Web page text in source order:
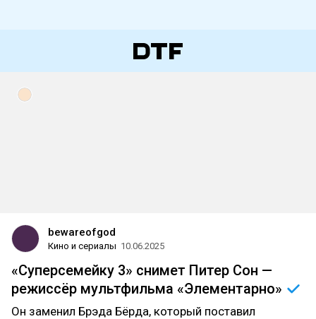
bewareofgod
Кино и сериалы 10.06.2025
«Суперсемейку 3» снимет Питер Сон —
режиссёр мультфильма «Элементарно»
Он заменил Брэда Бёрда, который поставил